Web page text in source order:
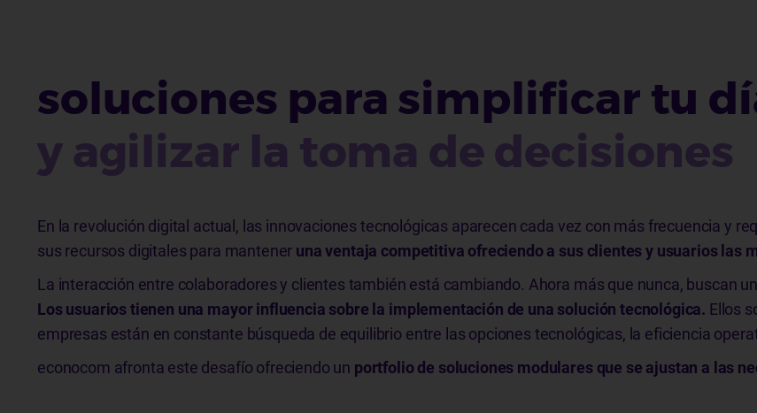
soluciones para simplificar tu
y agilizar la toma de decisiones
En la revolución digital actual, las innovaciones tecnológicas aparecen cada vez con más frecuencia y
sus recursos digitales para mantener una ventaja competitiva ofreciendo a sus clientes y usuarios las
La interacción entre colaboradores y clientes también está cambiando. Ahora más que nunca, buscan
Los usuarios tienen una mayor influencia sobre la implementación de una solución tecnológica. Ellos
empresas están en constante búsqueda de equilibrio entre las opciones tecnológicas, la eficiencia
econocom afronta este desafío ofreciendo un portfolio de soluciones modulares que se ajustan a las